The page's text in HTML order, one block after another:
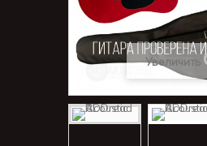
Увеличить